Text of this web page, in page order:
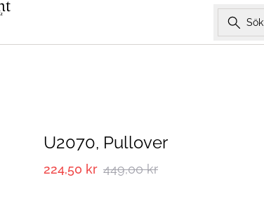
Sök
U2070, Pullover
224,50 kr 449,00 kr